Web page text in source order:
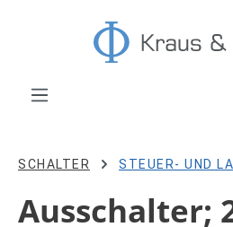
Zum Hauptinhalt springen
SCHALTER STEUER- UND
Ausschalter;